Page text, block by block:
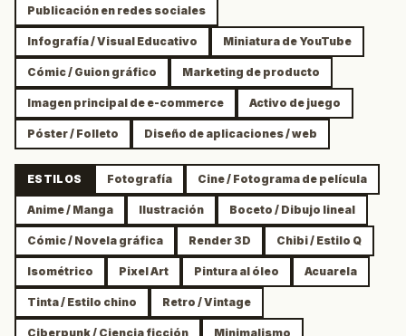
Publicación en redes sociales
Infografía / Visual Educativo Miniatura de YouTube
Cómic / Guion gráfico Marketing de producto
Imagen principal de e-commerce Activo de juego
Póster / Folleto Diseño de aplicaciones / web
ESTILOS Fotografía Cine / Fotograma de película
Anime / Manga Ilustración Boceto / Dibujo lineal
Cómic / Novela gráfica Render 3D Chibi / Estilo Q
Isométrico Pixel Art Pintura al óleo Acuarela
Tinta / Estilo chino Retro / Vintage
Ciberpunk / Ciencia ficción Minimalismo